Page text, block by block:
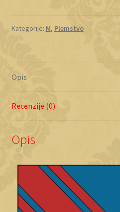
Kategorije: M, Plemstvo
Opis
Recenzije (0)
Opis